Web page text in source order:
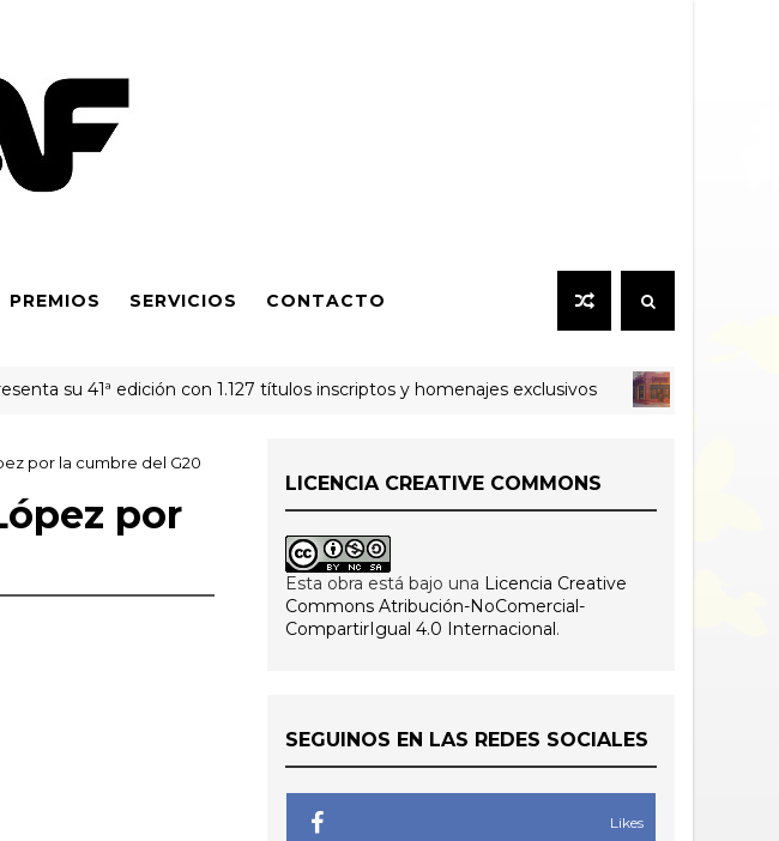
PREMIOS SERVICIOS CONTACTO
su 41ª edición con 1.127 títulos inscriptos y homenajes exclusivos AUDIOVISUAL
por la cumbre del G20
por
LICENCIA CREATIVE COMMONS
Esta obra está bajo una Licencia Creative
Commons Atribución-NoComercial-
CompartirIgual 4.0 Internacional.
SEGUINOS EN LAS REDES SOCIALES
Likes